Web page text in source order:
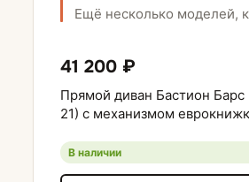
Ещё несколько моделей,
41 200 ₽
Прямой диван Бастион Барс
21) с механизмом
В наличии